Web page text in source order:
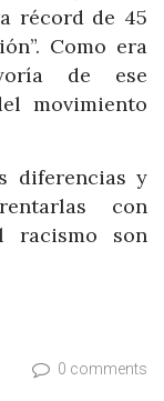
récord de 45
Como era
de ese
movimiento
diferencias y
con
racismo son
0 comments